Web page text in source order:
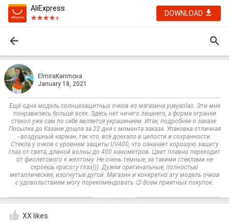
AliExpress
DOWNLOAD
ElmiraKarimova
January 18, 2021
Ещё одна модель солнцезащитных очков из магазина yueyaolao. Эти мне
понравились больше всех. Здесь нет ничего лишнего, а форма огранки
стекол уже сам по себе является украшением. Итак, подробнее о заказе.
Посылка до Казани дошла за 22 дня с момента заказа. Упаковка отличная
- воздушный карман, так что, всё доехало в целости и сохранности.
Стекла у очков с уровнем защиты UV400, что означает хорошую защиту
глаз от света, длиной волны до 400 нанометров. Цвет плавно переходит
от фиолетового к жёлтому. Не очень темные, за такими стеклами не
скроешь красоту глаз))). Дужки оригинальные, полностью
металлические, изогнутые дугой. Магазин и конкретно эту модель очков
с удовольствием могу порекомендовать 😉 Всем приятных покупок.
XX likes